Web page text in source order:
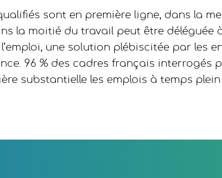
sont en première ligne, dans la
la moitié du travail peut être déléguée
une solution plébiscitée par les
96 % des cadres français interrogés
substantielle les emplois à temps plein